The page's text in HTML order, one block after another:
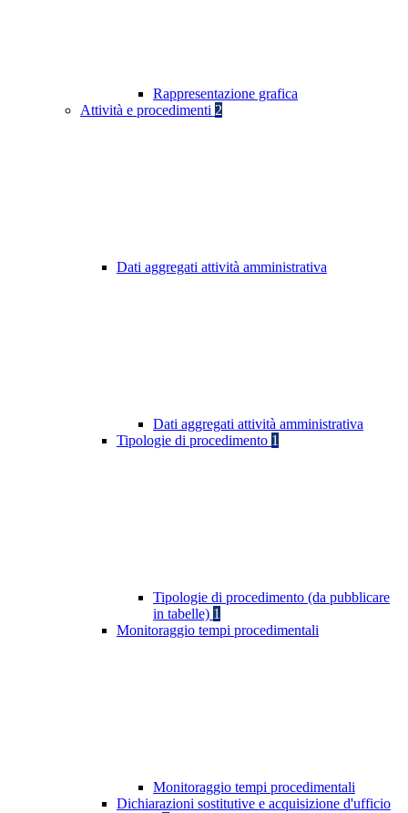
Rappresentazione grafica
Attività e procedimenti 2
Dati aggregati attività amministrativa
Dati aggregati attività amministrativa
Tipologie di procedimento 1
Tipologie di procedimento (da pubblicare
in tabelle) 1
Monitoraggio tempi procedimentali
Monitoraggio tempi procedimentali
Dichiarazioni sostitutive e acquisizione d'ufficio